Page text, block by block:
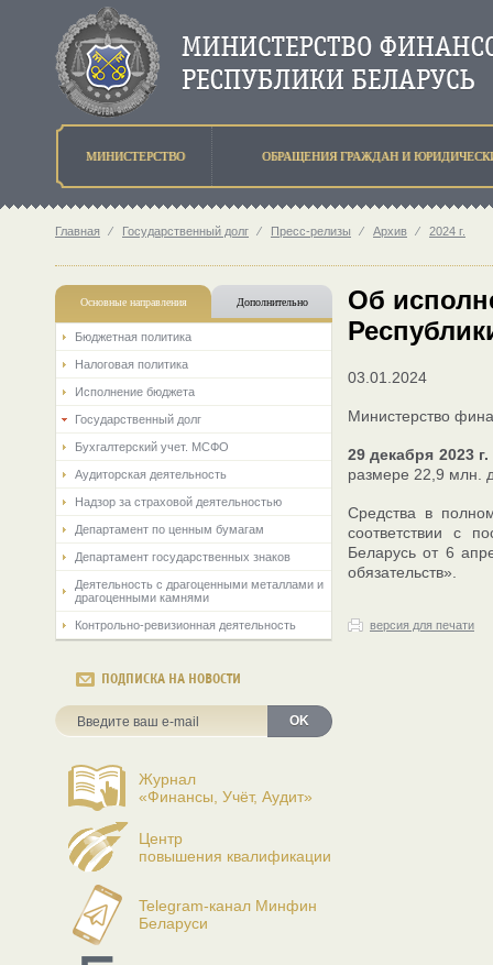
МИНИСТЕРСТВО ОБРАЩЕНИЯ ГРАЖДАН И
Главная ⁄ Государственный долг ⁄ Пресс-релизы ⁄ Архив ⁄ 2024 г.
Основные направления Дополнительно
Бюджетная политика
Налоговая политика
Исполнение бюджета
Государственный долг
Бухгалтерский учет. МСФО
Аудиторская деятельность
Надзор за страховой деятельностью
Департамент по ценным бумагам
Департамент государственных знаков
Деятельность с драгоценными металлами и
драгоценными камнями
Контрольно-ревизионная деятельность
ПОДПИСКА НА НОВОСТИ
OK
Журнал
«Финансы, Учёт, Аудит»
Центр
повышения квалификации
Telegram-канал Минфин
Беларуси
Об
03.01.2024
Министерство
29 декабря 2023 г.
размере 22,9 млн.
Средства в
соответствии с
Беларусь от 6
обязательств».
версия для печати